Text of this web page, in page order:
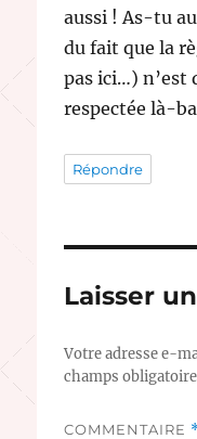
aussi ! As-tu
du fait que la
pas ici…) n’est
respectée là-
Répondre
Laisser
Votre adresse e-
champs
COMMENTAIRE